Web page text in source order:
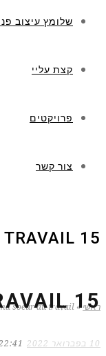
שלומץ עיצוב
קצת עליי
פרויקטים
צור קשר
15 RECOMMANDATIONS PRES EMBRYON FAIRE MA SOEUR AU TRAVAIL
ראשי »
soeur au travail15 RECOMMANDATIONS PRES EMBRYON FAIRE MA SOEUR AU TRAVAIL
10 בפברואר 2022